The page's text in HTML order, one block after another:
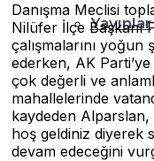
Yayınlar
Danışma Meclisi
Nilüfer İlçe Başkanı
çalışmalarını
ederken, AK
çok değerli ve
mahallelerinde
kaydeden Alparslan,
hoş geldiniz diyerek
devam edeceğini